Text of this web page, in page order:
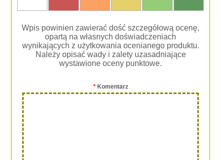
Wpis powinien zawierać dość szczegółową ocenę,
opartą na własnych doświadczeniach
wynikających z użytkowania ocenianego produktu.
Należy opisać wady i zalety uzasadniające
wystawione oceny punktowe.
*Komentarz